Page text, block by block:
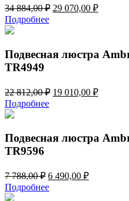
34 884,00₽ Первоначальная
29 070,00 ₽Текущая
Подробнее
Подвесная люстра
TR4949
22 812,00₽ Первоначальная
812,00 ₽.
19 010,00 ₽Текущая
Подробнее
Подвесная люстра
TR9596
7 788,00₽ Первоначальная
цена
составляла
6 490,00 ₽Текущая
Подробнее